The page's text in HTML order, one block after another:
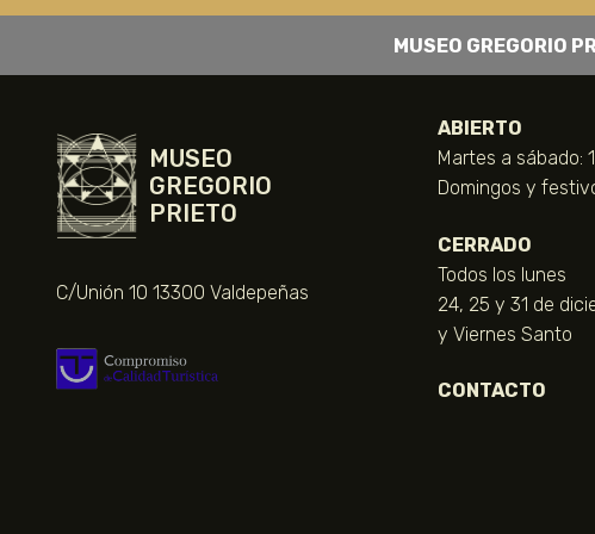
MUSEO GREGORIO
MUSEO
GREGORIO
PRIETO
C/Unión 10 13300 Valdepeñas
ABIERTO
Martes a sábado:
Domingos y
CERRADO
Todos los lunes
24, 25 y 31 de
y Viernes Santo
CONTACTO